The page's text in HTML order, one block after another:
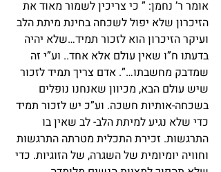
אומר ר’ נחמן: ” כי צריכין לשמור מאוד את
הזיכרון שלא יפול לשכחה בחינת מיתת הלב
ועיקר הזיכרון הוא לזכור תמיד…שלא יהיה
בדעתו ח”ו שאין עולם אלא אחד.. וע”י זה
שמדבק מחשבתו…”. אדם צריך תמיד לזכור
שיש עולם הבא, מכיוון שאנחנו נופלים
בשכחה-אותיות חשכה. וע”כ יש לזכור תמיד
כדי שלא נגיע למיתת הלב- לב שאין בו
התרגשות. זכירת התכלית מטרתה התרגשות
וחוויה יומיומית של השגרה, של הזוגיות. כדי